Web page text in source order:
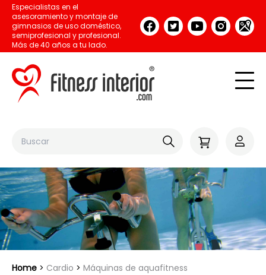
Especialistas en el
asesoramiento y montaje de
gimnasios de uso doméstico,
semiprofesional y profesional.
Más de 40 años a tu lado.
Home Cardio Máquinas de aquafitness